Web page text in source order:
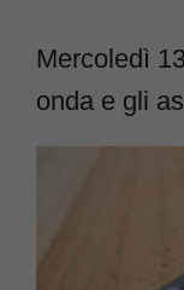
Mercoledì
onda e gli